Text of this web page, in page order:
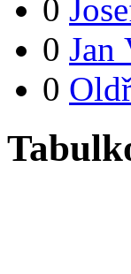
0
0 Jan
0